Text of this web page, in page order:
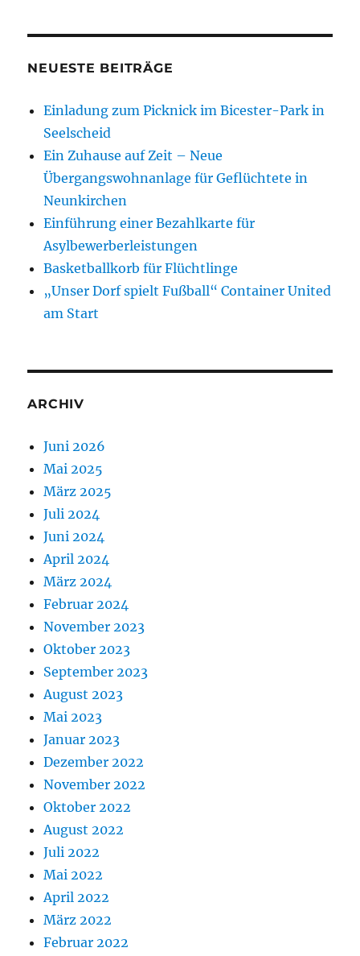
NEUESTE BEITRÄGE
Einladung zum Picknick im Bicester-Park in
Seelscheid
Ein Zuhause auf Zeit – Neue
Übergangswohnanlage für Geflüchtete in
Neunkirchen
Einführung einer Bezahlkarte für
Asylbewerberleistungen
Basketballkorb für Flüchtlinge
„Unser Dorf spielt Fußball“ Container United
am Start
ARCHIV
Juni 2026
Mai 2025
März 2025
Juli 2024
Juni 2024
April 2024
März 2024
Februar 2024
November 2023
Oktober 2023
September 2023
August 2023
Mai 2023
Januar 2023
Dezember 2022
November 2022
Oktober 2022
August 2022
Juli 2022
Mai 2022
April 2022
März 2022
Februar 2022